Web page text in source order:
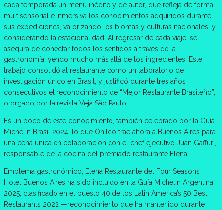
cada temporada un menú inédito y de autor, que refleja de forma
multisensorial e inmersiva los conocimientos adquiridos durante
sus expediciones, valorizando los biomas y culturas nacionales, y
considerando la estacionalidad. Al regresar de cada viaje, se
asegura de conectar todos los sentidos a través de la
gastronomía, yendo mucho más allá de los ingredientes. Este
trabajo consolidó al restaurante como un laboratorio de
investigación único en Brasil, y justificó durante tres años
consecutivos el reconocimiento de “Mejor Restaurante Brasileño”,
otorgado por la revista Veja São Paulo.
Es un poco de este conocimiento, también celebrado por la Guía
Michelin Brasil 2024, lo que Onildo trae ahora a Buenos Aires para
una cena única en colaboración con el chef ejecutivo Juan Gaffuri,
responsable de la cocina del premiado restaurante Elena.
Emblema gastronómico, Elena Restaurante del Four Seasons
Hotel Buenos Aires ha sido incluido en la Guía Michelin Argentina
2025, clasificado en el puesto 40 de los Latin America’s 50 Best
Restaurants 2022 —reconocimiento que ha mantenido durante